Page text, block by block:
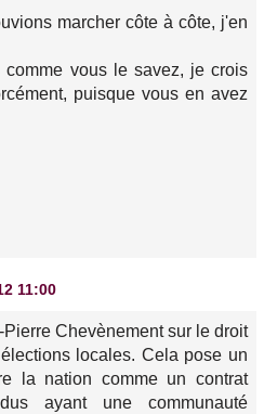
marcher côte à côte, j'en
comme vous le savez, je crois
puisque vous en avez
11:00
Chevènement sur le droit
locales. Cela pose un
la nation comme un contrat
ayant une communauté